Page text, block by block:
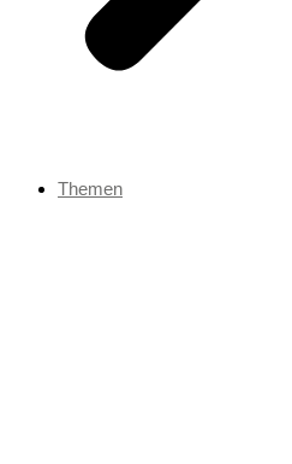
Themen